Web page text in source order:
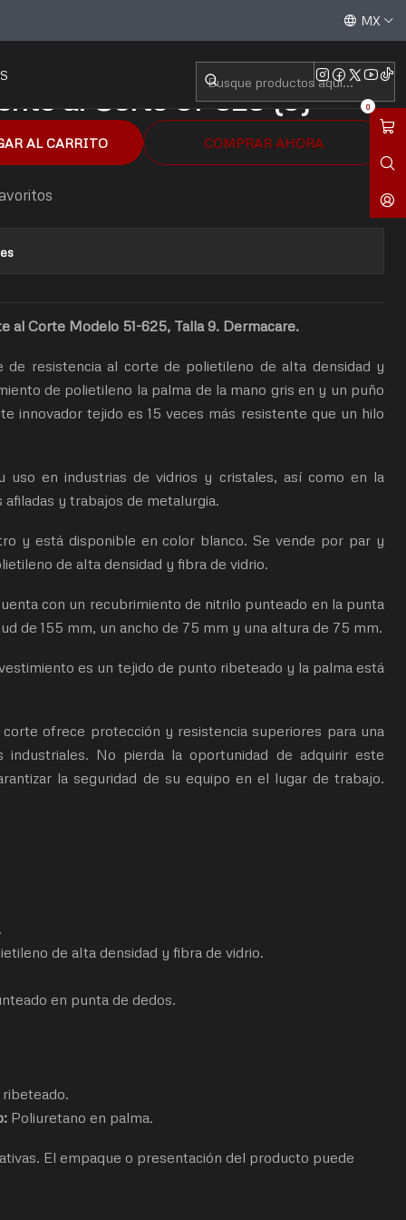
0
Aceptamos todas las tarjetas de crédito / débito y
MX
al Corte 51-625 (9)
AL CARRITO COMPRAR AHORA
al Corte Modelo 51-625, Talla 9. Dermacare.
de resistencia al corte de polietileno de alta densidad y
de polietileno la palma de la mano gris en y un puño
innovador tejido es 15 veces más resistente que un hilo
uso en industrias de vidrios y cristales, así como en la
y trabajos de metalurgia.
y está disponible en color blanco. Se vende por par y
de alta densidad y fibra de vidrio.
con un recubrimiento de nitrilo punteado en la punta
de 155 mm, un ancho de 75 mm y una altura de 75 mm.
es un tejido de punto ribeteado y la palma está
ofrece protección y resistencia superiores para una
industriales. No pierda la oportunidad de adquirir este
la seguridad de su equipo en el lugar de trabajo.
de alta densidad y fibra de vidrio.
en punta de dedos.
Poliuretano en palma.
El empaque o presentación del producto puede